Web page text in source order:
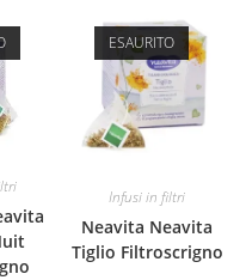
ESAURITO
Infusi in filtri
Neavita Neavita
Tiglio Filtroscrigno